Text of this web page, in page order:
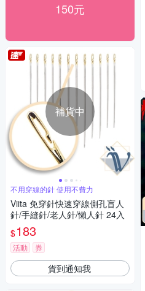
150元
補貨中
不用穿線的針 使用不費力
Viita 免穿針快速穿線側孔盲人
針/手縫針/老人針/懶人針 24入
$183
活動 券
貨到通知我